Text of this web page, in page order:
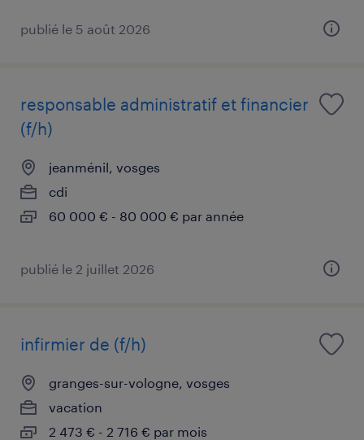
publié le 5 août 2026
responsable administratif et financier
(f/h)
jeanménil, vosges
cdi
60 000 € - 80 000 € par année
publié le 2 juillet 2026
infirmier de (f/h)
granges-sur-vologne, vosges
vacation
2 473 € - 2 716 € par mois